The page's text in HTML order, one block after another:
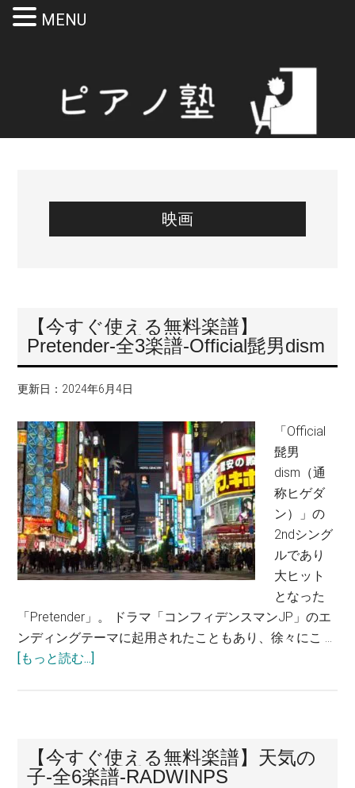
映画
【今すぐ使える無料楽譜】
Pretender-全3楽譜-Official髭男dism
更新日： 2024年6月4日
「Official
髭男
dism（通
称ヒゲダ
ン）」の
2ndシング
ルであり
大ヒット
となった
「Pretender」。 ドラマ「コンフィデンスマンJP」のエ
ンディングテーマに起用されたこともあり、徐々にこ …
[もっと読む...]
【今すぐ使える無料楽譜】天気の
子-全6楽譜-RADWINPS
MENU